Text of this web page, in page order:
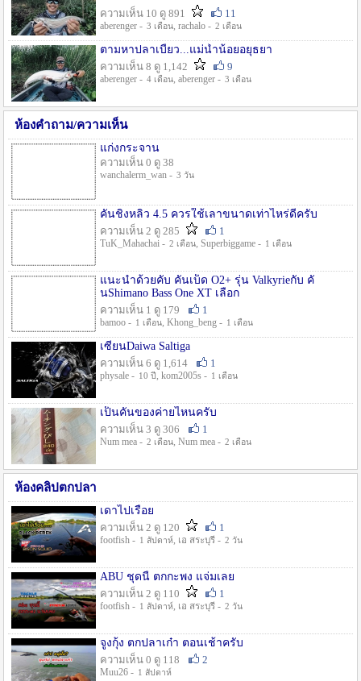
ความเห็น 10 ดู 891
11
aberenger - 3 เดือน, rachalo - 2 เดือน
ตามหาปลาเบี้ยว...แม่น้ำน้อยอยุธยา
ความเห็น 8 ดู 1,142
9
aberenger - 4 เดือน, aberenger - 3 เดือน
ห้องคำถาม/ความเห็น
แก่งกระจาน
ความเห็น 0 ดู 38
wanchalerm_wan - 3 วัน
คันชิงหลิว 4.5 ควรใช้เลาขนาดเท่าไหร่ดีครับ
ความเห็น 2 ดู 285
1
TuK_Mahachai - 2 เดือน, Superbiggame - 1 เดือน
แนะนำด้วยคับ คันเบ็ด O2+ รุ่น Valkyrieกับ คั
นShimano Bass One XT เลือก
ความเห็น 1 ดู 179
1
bamoo - 1 เดือน, Khong_beng - 1 เดือน
เซียนDaiwa Saltiga
ความเห็น 6 ดู 1,614
1
physale - 10 ปี , kom2005s - 1 เดือน
เป็นคันของค่ายไหนครับ
ความเห็น 3 ดู 306
1
Num mea - 2 เดือน, Num mea - 2 เดือน
ห้องคลิปตกปลา
เดาไปเรื่อย
ความเห็น 2 ดู 120
1
footfish - 1 สัปดาห์, เอ สระบุรี - 2 วัน
ABU ชุดนี้ ตกกะพง แจ่มเลย
ความเห็น 2 ดู 110
1
footfish - 1 สัปดาห์, เอ สระบุรี - 2 วัน
จูงกุ้ง ตกปลาเก๋า ตอนเช้าครับ
ความเห็น 0 ดู 118
2
Muu26 - 1 สัปดาห์